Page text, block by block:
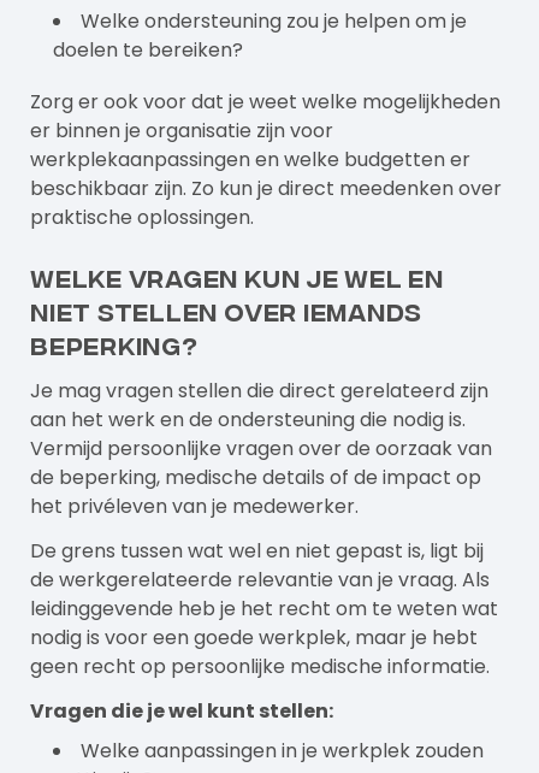
Welke ondersteuning zou je helpen om je
doelen te bereiken?
Zorg er ook voor dat je weet welke mogelijkheden
er binnen je organisatie zijn voor
werkplekaanpassingen en welke budgetten er
beschikbaar zijn. Zo kun je direct meedenken over
praktische oplossingen.
Welke vragen kun je wel en
niet stellen over iemands
beperking?
Je mag vragen stellen die direct gerelateerd zijn
aan het werk en de ondersteuning die nodig is.
Vermijd persoonlijke vragen over de oorzaak van
de beperking, medische details of de impact op
het privéleven van je medewerker.
De grens tussen wat wel en niet gepast is, ligt bij
de werkgerelateerde relevantie van je vraag. Als
leidinggevende heb je het recht om te weten wat
nodig is voor een goede werkplek, maar je hebt
geen recht op persoonlijke medische informatie.
Vragen die je wel kunt stellen:
Welke aanpassingen in je werkplek zouden